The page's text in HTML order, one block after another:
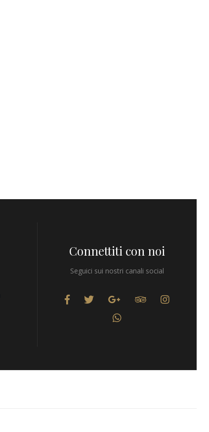
Connettiti con noi
Seguici sui nostri canali social